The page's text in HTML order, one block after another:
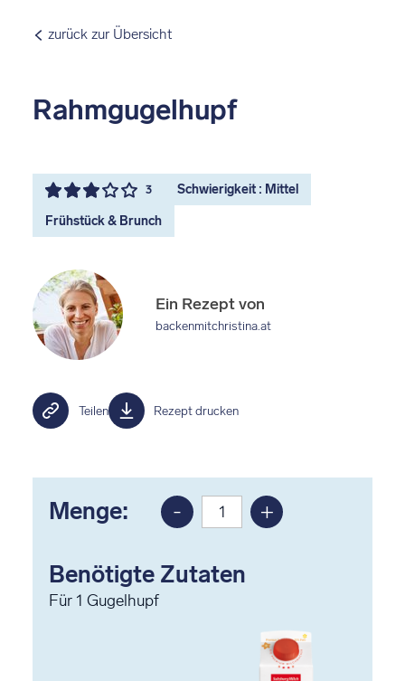
zurück zur Übersicht
Rahmgugelhupf
3 Schwierigkeit : Mittel
Frühstück & Brunch
Ein Rezept von
backenmitchristina.at
Teilen Rezept drucken
Menge:
Portion
-
Portion
+
Benötigte Zutaten
Für 1 Gugelhupf